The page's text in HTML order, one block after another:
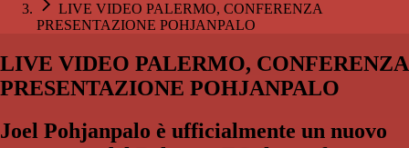
LIVE VIDEO PALERMO, CONFERENZA
PRESENTAZIONE POHJANPALO
LIVE VIDEO PALERMO, CONFERENZA
PRESENTAZIONE POHJANPALO
Joel Pohjanpalo è ufficialmente un nuovo